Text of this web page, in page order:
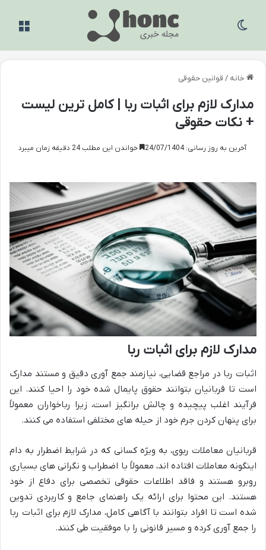
خانه / قوانین حقوقی
مدارک لازم برای اثبات ربا | کامل ترین لیست
+ نکات حقوقی
آخرین به روز رسانی: 24/07/1404 خواندن این مطلب 24 دقیقه زمان میبرد
مدارک لازم برای اثبات ربا
اثبات ربا در مراجع قضایی، نیازمند جمع آوری دقیق و مستند مدارک
است تا قربانیان بتوانند حقوق پایمال شده خود را احیا کنند. این
فرآیند اغلب پیچیده و چالش برانگیز است، زیرا رباخواران معمولاً
برای پنهان کردن جرم خود از حیله های مختلفی استفاده می کنند.
قربانیان معاملات ربوی، به ویژه کسانی که در شرایط اضطرار به دام
اینگونه معاملات افتاده اند، معمولاً با اضطراب و نگرانی های بسیاری
روبرو هستند و فاقد اطلاعات حقوقی تخصصی برای دفاع از خود
هستند. این محتوا برای ارائه یک راهنمای جامع و کاربردی تدوین
شده است تا افراد بتوانند با آگاهی کامل، مدارک لازم برای اثبات ربا
را جمع آوری کرده و مسیر قانونی را با موفقیت طی کنند.